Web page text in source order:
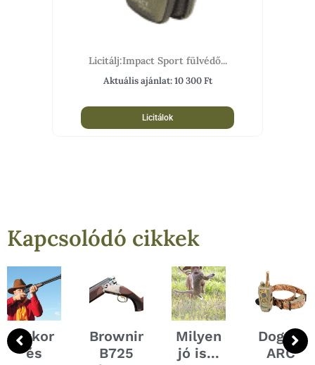
Licitálj:Impact Sport fülvédő...
Aktuális ajánlat:10 300Ft
Licitálok
Kapcsolódó cikkek
Akkor
és
Browning
B725
Milyen
jó is...
Dogtra
ARC